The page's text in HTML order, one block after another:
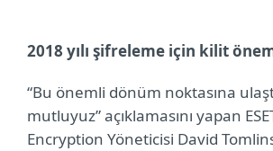
2018 yılı şifreleme için kilit
“Bu önemli dönüm noktasına
mutluyuz” açıklamasını yapan
Encryption Yöneticisi David